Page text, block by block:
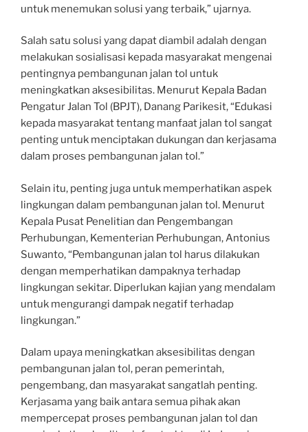
untuk menemukan solusi yang terbaik,” ujarnya.
Salah satu solusi yang dapat diambil adalah dengan
melakukan sosialisasi kepada masyarakat mengenai
pentingnya pembangunan jalan tol untuk
meningkatkan aksesibilitas. Menurut Kepala Badan
Pengatur Jalan Tol (BPJT), Danang Parikesit, “Edukasi
kepada masyarakat tentang manfaat jalan tol sangat
penting untuk menciptakan dukungan dan kerjasama
dalam proses pembangunan jalan tol.”
Selain itu, penting juga untuk memperhatikan aspek
lingkungan dalam pembangunan jalan tol. Menurut
Kepala Pusat Penelitian dan Pengembangan
Perhubungan, Kementerian Perhubungan, Antonius
Suwanto, “Pembangunan jalan tol harus dilakukan
dengan memperhatikan dampaknya terhadap
lingkungan sekitar. Diperlukan kajian yang mendalam
untuk mengurangi dampak negatif terhadap
lingkungan.”
Dalam upaya meningkatkan aksesibilitas dengan
pembangunan jalan tol, peran pemerintah,
pengembang, dan masyarakat sangatlah penting.
Kerjasama yang baik antara semua pihak akan
mempercepat proses pembangunan jalan tol dan